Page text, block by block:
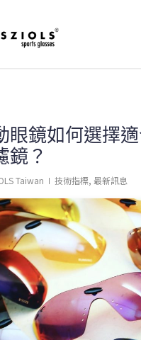
眼鏡如何選擇
鏡？
Taiwan 技術指標, 最新訊息